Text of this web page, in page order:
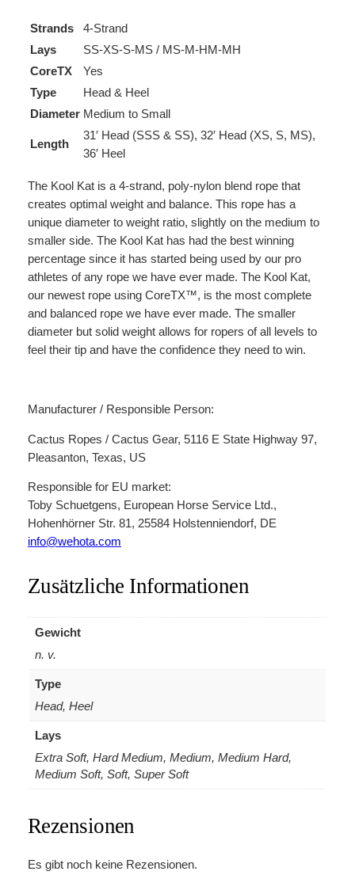
m
R
o
p
M
n
g
e
Strands
4-Strand
Lays
SS-XS-S-MS / MS-M-HM-MH
CoreTX
Yes
Type
Head & Heel
Diameter Medium to Small
Length
31′ Head (SSS & SS), 32′ Head (XS, S, MS),
36′ Heel
The Kool Kat is a 4-strand, poly-nylon blend rope that
creates optimal weight and balance. This rope has a
unique diameter to weight ratio, slightly on the medium to
smaller side. The Kool Kat has had the best winning
percentage since it has started being used by our pro
athletes of any rope we have ever made. The Kool Kat,
our newest rope using CoreTX™, is the most complete
and balanced rope we have ever made. The smaller
diameter but solid weight allows for ropers of all levels to
feel their tip and have the confidence they need to win.
Manufacturer / Responsible Person:
Cactus Ropes / Cactus Gear, 5116 E State Highway 97,
Pleasanton, Texas, US
Responsible for EU market:
Toby Schuetgens, European Horse Service Ltd.,
Hohenhörner Str. 81, 25584 Holstenniendorf, DE
info@wehota.com
Zusätzliche Informationen
Gewicht
n. v.
Type
Head, Heel
Lays
Extra Soft, Hard Medium, Medium, Medium Hard,
Medium Soft, Soft, Super Soft
Rezensionen
Es gibt noch keine Rezensionen.